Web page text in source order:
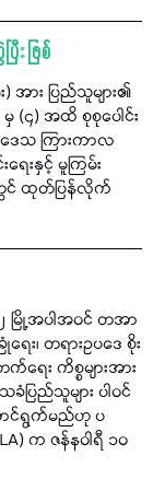
း ဖြစ်
အား ပြည်သူများ၏
(၄) အထိ စုစုပေါင်း
းဒေသ ကြားကာလ
းနှင့် မူကြမ်း
င် ထုတ်ပြန်လိုက်
မြို့အပါအဝင် တအာ
း၊ တရားဥပဒေ စိုး
ရေး ကိစ္စများအား
ြည်သူများ ပါဝင်
ာင်ရွက်မည်ဟု ပ
က ဇန်နဝါရီ ၁၀